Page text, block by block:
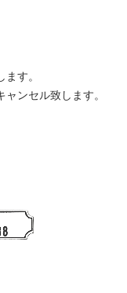
す。
ンセル致します。